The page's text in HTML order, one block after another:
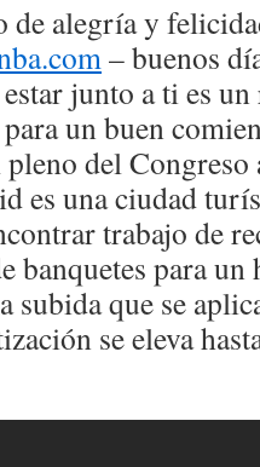
de alegría y
– buenos
junto a ti es
un buen
del
es una ciudad
trabajo de
banquetes para
subida que se
se eleva